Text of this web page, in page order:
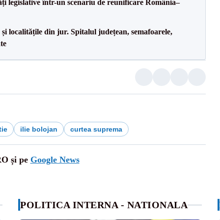
legislative într-un scenariu de reunificare România–
localitățile din jur. Spitalul județean, semafoarele,
ilie bolojan curtea suprema
și pe Google News
POLITICA INTERNA - NATIONALA